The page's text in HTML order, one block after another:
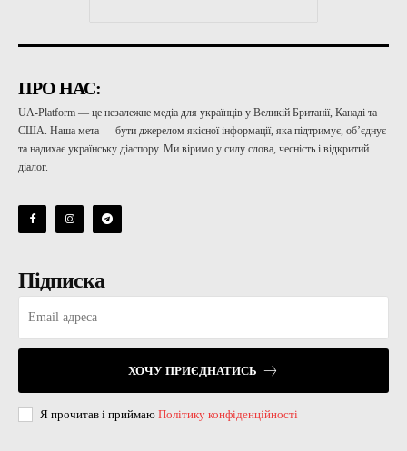
ПРО НАС:
UA-Platform — це незалежне медіа для українців у Великій Британії, Канаді та
США. Наша мета — бути джерелом якісної інформації, яка підтримує, об’єднує
та надихає українську діаспору. Ми віримо у силу слова, чесність і відкритий
діалог.
Підписка
ХОЧУ ПРИЄДНАТИСЬ
Я прочитав і приймаю Політику конфіденційності